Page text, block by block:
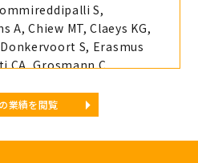
S,
A, Chiew MT, Claeys KG,
S, Erasmus
CA, Grosmann C,
A, Martí P, Mongini TE,
O'Donnell-Luria A,
O'Heir E, Paquay S,
業績を閲覧